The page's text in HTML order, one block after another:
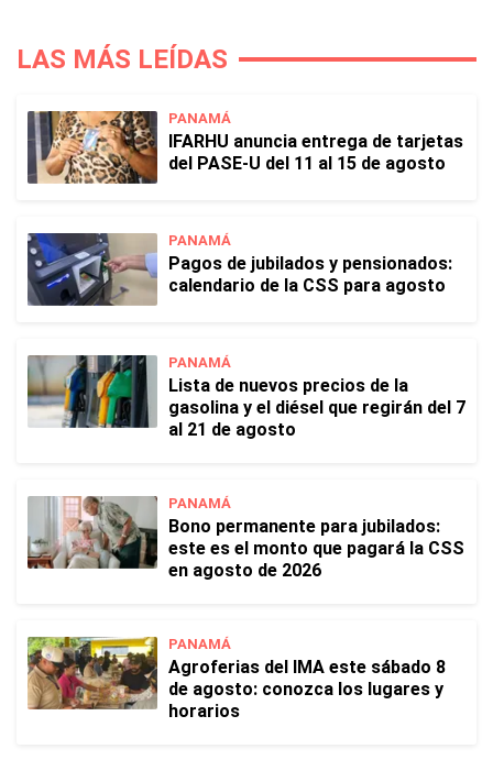
LAS MÁS LEÍDAS
PANAMÁ
IFARHU anuncia entrega de tarjetas
del PASE-U del 11 al 15 de agosto
PANAMÁ
Pagos de jubilados y pensionados:
calendario de la CSS para agosto
PANAMÁ
Lista de nuevos precios de la
gasolina y el diésel que regirán del 7
al 21 de agosto
PANAMÁ
Bono permanente para jubilados:
este es el monto que pagará la CSS
en agosto de 2026
PANAMÁ
Agroferias del IMA este sábado 8
de agosto: conozca los lugares y
horarios